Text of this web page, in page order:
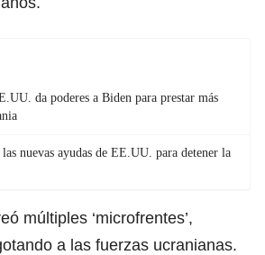
da poderes a Biden para prestar más
nuevas ayudas de EE.UU. para detener la
múltiples ‘microfrentes’,
a las fuerzas ucranianas.